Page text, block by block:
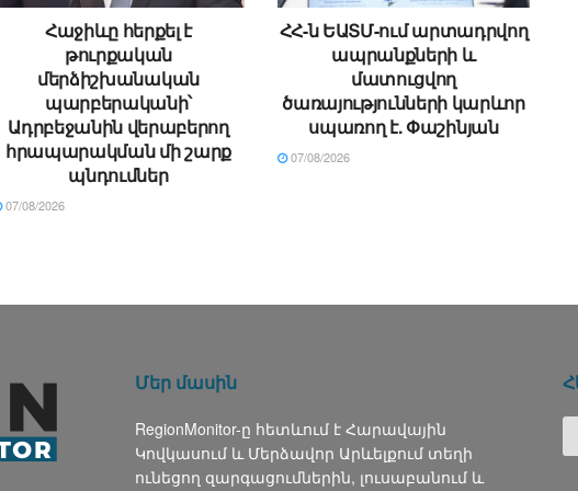
Հաջիևը հերքել է
թուրքական
մերձիշխանական
պարբերականի՝
Ադրբեջանին վերաբերող
հրապարակման մի շարք
պնդումներ
07/08/2026
ՀՀ-ն ԵԱՏՄ-ում արտադրվող
ապրանքների և
մատուցվող
ծառայությունների կարևոր
սպառող է. Փաշինյան
07/08/2026
Մեր մասին
RegionMonitor-ը հետևում է Հարավային
Կովկասում և Մերձավոր Արևելքում տեղի
ունեցող զարգացումներին, լուսաբանում և